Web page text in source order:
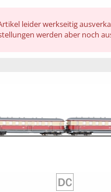
leider werkseitig
werden aber noch